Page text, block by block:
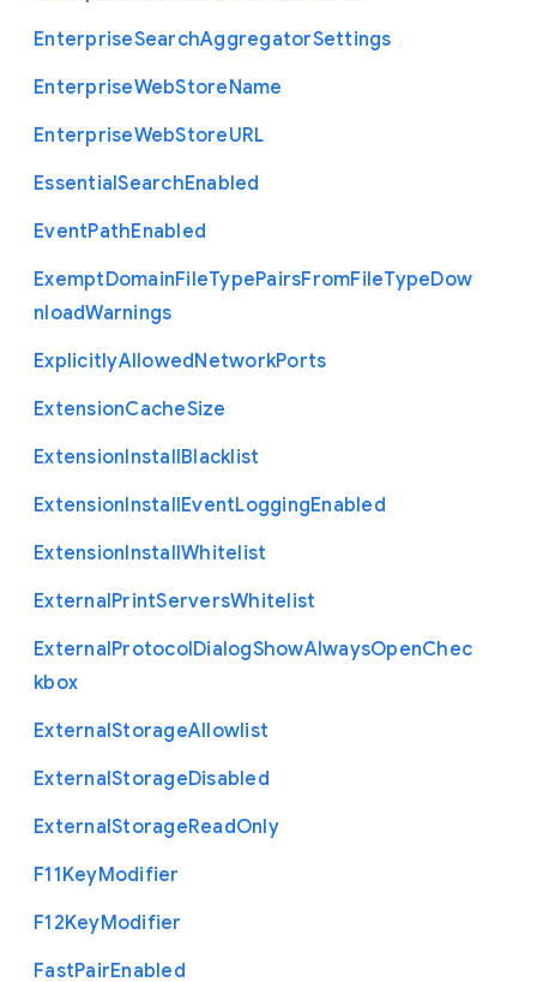
EnterpriseSearchAggregatorSettings
EnterpriseWebStoreName
EnterpriseWebStoreURL
EssentialSearchEnabled
EventPathEnabled
ExemptDomainFileTypePairsFromFileTypeDow
nloadWarnings
ExplicitlyAllowedNetworkPorts
ExtensionCacheSize
ExtensionInstallBlacklist
ExtensionInstallEventLoggingEnabled
ExtensionInstallWhitelist
ExternalPrintServersWhitelist
ExternalProtocolDialogShowAlwaysOpenChec
kbox
ExternalStorageAllowlist
ExternalStorageDisabled
ExternalStorageReadOnly
F11KeyModifier
F12KeyModifier
FastPairEnabled